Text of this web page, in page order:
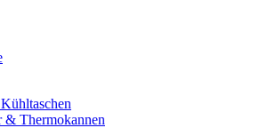
& Thermokannen